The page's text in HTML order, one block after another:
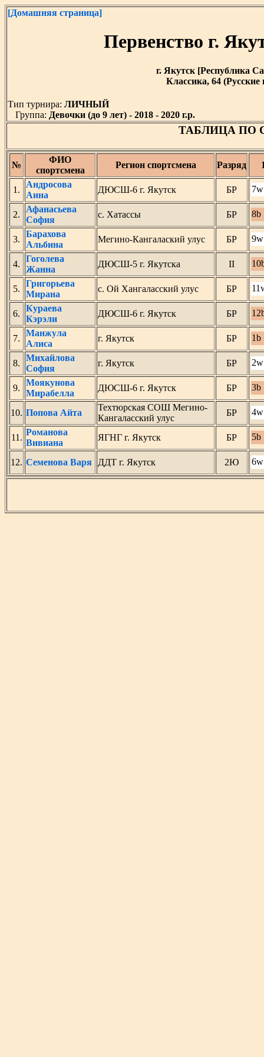
[Домашняя страница]
Первенство г.
г. Якутск [Республика
Классика, 64
Тип турнира: ЛИЧНЫЙ
Группа: Девочки (до 9 лет) - 2018 - 2020 г.р.
ТАБЛИЦА ПО
№
ФИО
спортсмена
Регион спортсмена Разряд
1.
Андросова
Аина
ДЮСШ-6 г. Якутск БР 7w
2.
Афанасьева
София
с. Хатассы БР 8b
3.
Барахова
Альбина
Мегино-Кангалаский улус БР 9w
4.
Гоголева
Жанна
ДЮСШ-5 г. Якутска II
5.
Григорьева
Мирана
с. Ой Хангаласский улус БР
6.
Кураева
Кэрэли
ДЮСШ-6 г. Якутск БР
7.
Манжула
Алиса
г. Якутск БР 1b
8.
Михайлова
София
г. Якутск БР 2w
9.
Моякунова
Мирабелла
ДЮСШ-6 г. Якутск БР 3b
10. Попова Айта
Техтюрская СОШ Мегино-
Кангаласский улус
БР 4w
11.
Романова
Вивиана
ЯГНГ г. Якутск БР 5b
12. Семенова Варя ДДТ г. Якутск 2Ю 6w